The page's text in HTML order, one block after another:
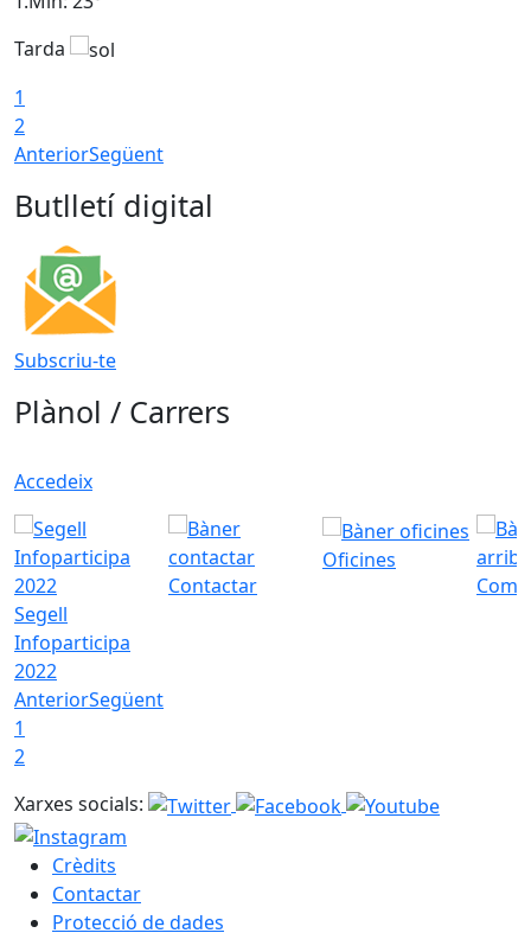
Tarda
1
2
AnteriorSegüent
Butlletí digital
Subscriu-te
Plànol / Carrers
Accedeix
Segell
Infoparticipa
2022
Contactar
Oficines
Com
AnteriorSegüent
1
2
Xarxes socials:
Crèdits
Contactar
Protecció de dades